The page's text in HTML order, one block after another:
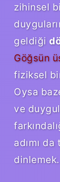
zihinsel
geldiği
Göğsün
fiziksel
Oysa
ve
adımı
dinlemek.